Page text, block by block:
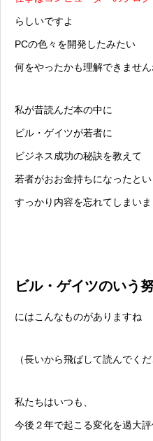
らしいですよ
PCの色々を開発したみたい
何をやったかも理解できません
私が昔読んだ本の中に
ビル・ゲイツが若者に
ビジネス成功の秘訣を教えて
若者がおお金持ちになったと
すっかり内容を忘れてしまい
ビル・ゲイツのいう
にはこんなものがありますね
（長いから飛ばして読んでくだ
私たちはいつも、
今後２年で起こる変化を過大評